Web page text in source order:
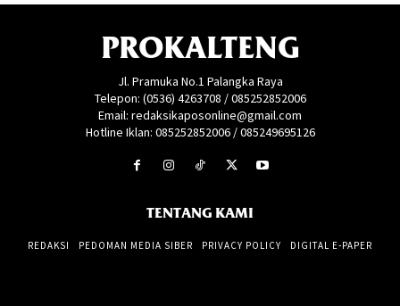
PROKALTENG
Jl. Pramuka No.1 Palangka Raya
Telepon: (0536) 4263708 / 085252852006
Email: redaksikaposonline@gmail.com
Hotline Iklan: 085252852006 / 085249695126
TENTANG KAMI
REDAKSI PEDOMAN MEDIA SIBER PRIVACY POLICY DIGITAL E-PAPER